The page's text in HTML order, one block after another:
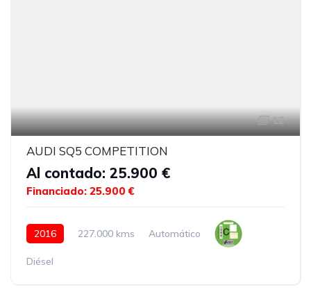
12
AUDI SQ5 COMPETITION
Al contado: 25.900 €
Financiado: 25.900 €
2016 227.000 kms Automático
Diésel